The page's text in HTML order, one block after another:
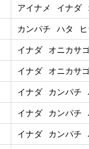
アイナメ イナダ
カンパチ ハタ
イナダ オニカサ
イナダ オニカサ
イナダ カンパチ
イナダ カンパチ
イナダ カンパチ